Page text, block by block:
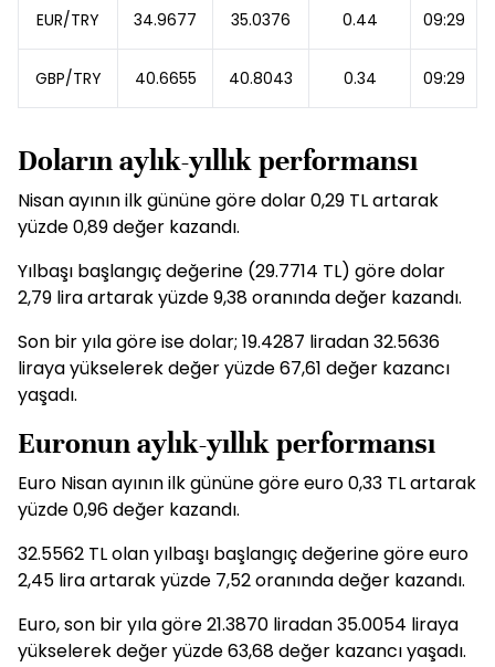
EUR/TRY 34.9677 35.0376 0.44 09:29
GBP/TRY 40.6655 40.8043 0.34 09:29
Doların aylık-yıllık performansı
Nisan ayının ilk gününe göre dolar 0,29 TL artarak
yüzde 0,89 değer kazandı.
Yılbaşı başlangıç değerine (29.7714 TL) göre dolar
2,79 lira artarak yüzde 9,38 oranında değer kazandı.
Son bir yıla göre ise dolar; 19.4287 liradan 32.5636
liraya yükselerek değer yüzde 67,61 değer kazancı
yaşadı.
Euronun aylık-yıllık performansı
Euro Nisan ayının ilk gününe göre euro 0,33 TL artarak
yüzde 0,96 değer kazandı.
32.5562 TL olan yılbaşı başlangıç değerine göre euro
2,45 lira artarak yüzde 7,52 oranında değer kazandı.
Euro, son bir yıla göre 21.3870 liradan 35.0054 liraya
yükselerek değer yüzde 63,68 değer kazancı yaşadı.